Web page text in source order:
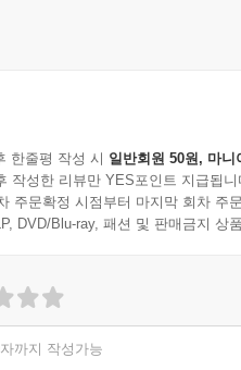
한줄평 작성 시 일반회원 50원, 마니
작성한 리뷰만 YES포인트 지급됩니
주문확정 시점부터 마지막 회차 주
DVD/Blu-ray, 패션 및 판매금지 상
까지 작성가능